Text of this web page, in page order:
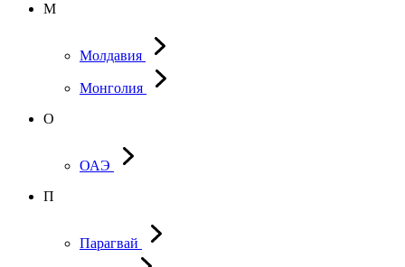
М
Молдавия
Монголия
О
ОАЭ
П
Парагвай